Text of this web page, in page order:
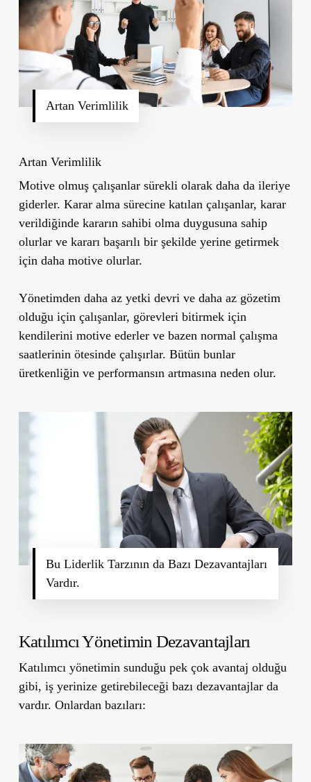
Artan Verimlilik
Artan Verimlilik
Motive olmuş çalışanlar sürekli olarak daha da ileriye
giderler. Karar alma sürecine katılan çalışanlar, karar
verildiğinde kararın sahibi olma duygusuna sahip
olurlar ve kararı başarılı bir şekilde yerine getirmek
için daha motive olurlar.
Yönetimden daha az yetki devri ve daha az gözetim
olduğu için çalışanlar, görevleri bitirmek için
kendilerini motive ederler ve bazen normal çalışma
saatlerinin ötesinde çalışırlar. Bütün bunlar
üretkenliğin ve performansın artmasına neden olur.
Bu Liderlik Tarzının da Bazı Dezavantajları
Vardır.
Katılımcı Yönetimin Dezavantajları
Katılımcı yönetimin sunduğu pek çok avantaj olduğu
gibi, iş yerinize getirebileceği bazı dezavantajlar da
vardır. Onlardan bazıları: